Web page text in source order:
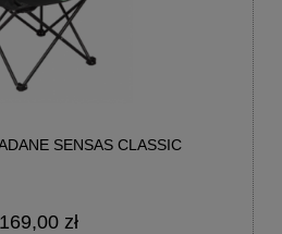
SENSAS CLASSIC
169,00 zł